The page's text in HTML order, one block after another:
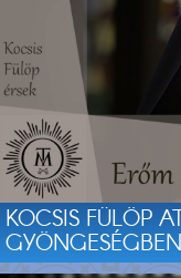
KOCSIS FÜLÖP
GYÖNGESÉGBEN